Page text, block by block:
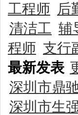
工程师 后
清洁工 辅
程师 支行
最新发表
深圳市鼎
深圳市生